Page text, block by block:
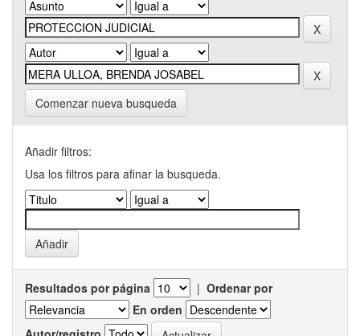
Comenzar nueva busqueda
Añadir filtros:
Usa los filtros para afinar la busqueda.
Resultados por página | Ordenar por
En orden